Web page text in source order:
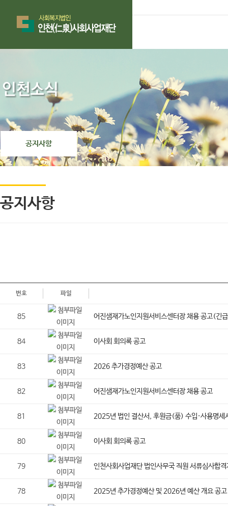
공지사항
공지사항
번호 파일
85 어진샘재가노인지원서비스센터장 채용 공고(긴
84 이사회 회의록 공고
83 2026 추가경정예산 공고
82 어진샘재가노인지원서비스센터장 채용 공고
81 2025년 법인 결산서, 후원금(품) 수입·사용명세
80 이사회 회의록 공고
79 인천사회사업재단 법인사무국 직원 서류심사합
78 2025년 추가경정예산 및 2026년 예산 개요 공고